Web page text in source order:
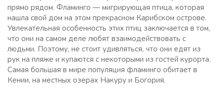
прямо рядом. Фламинго — мигрирующая птица, которая
нашла свой дом на этом прекрасном Карибском острове.
Увлекательная особенность этих птиц заключается в том,
что они на самом деле любят взаимодействовать с
людьми. Поэтому, не стоит удивляться, что они едят из
рук на пляже и купаются с некоторыми из гостей курорта.
Самая большая в мире популяция фламинго обитает в
Кении, на местных озерах Накуру и Богория.